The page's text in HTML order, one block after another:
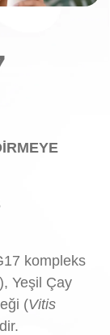
kompleks
), Yeşil Çay
(Vitis